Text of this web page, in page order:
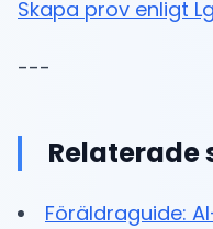
Skapa prov enligt
---
Relaterade
Föräldraguide: